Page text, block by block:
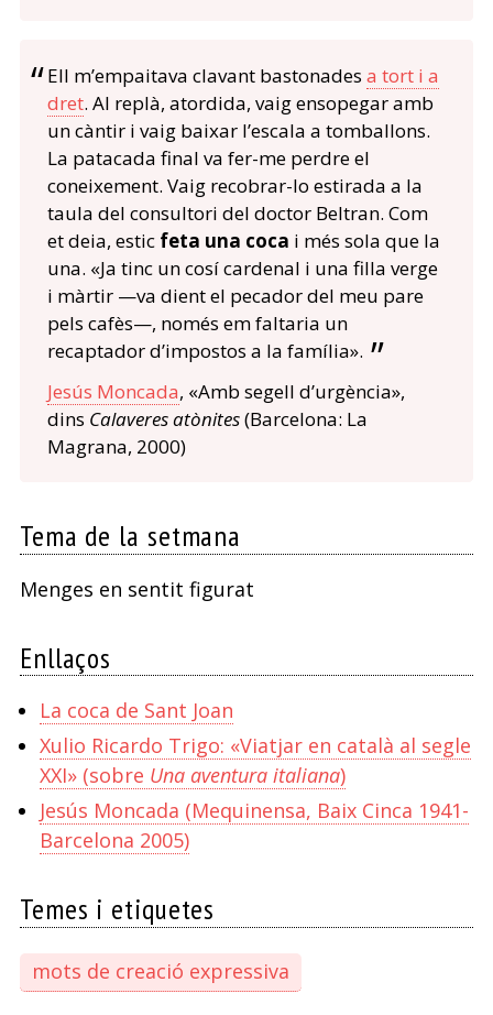
Ell m’empaitava clavant bastonades a tort i a
dret. Al replà, atordida, vaig ensopegar amb
un càntir i vaig baixar l’escala a tomballons.
La patacada final va fer-me perdre el
coneixement. Vaig recobrar-lo estirada a la
taula del consultori del doctor Beltran. Com
et deia, estic feta una coca i més sola que la
una. «Ja tinc un cosí cardenal i una filla verge
i màrtir —va dient el pecador del meu pare
pels cafès—, només em faltaria un
recaptador d’impostos a la família».
Jesús Moncada, «Amb segell d’urgència»,
dins Calaveres atònites(Barcelona: La
Magrana, 2000)
Tema de la setmana
Menges en sentit figurat
Enllaços
La coca de Sant Joan
Xulio Ricardo Trigo: «Viatjar en català al segle
XXI» (sobre Una aventura italiana)
Jesús Moncada (Mequinensa, Baix Cinca 1941-
Barcelona 2005)
Temes i etiquetes
mots de creació expressiva